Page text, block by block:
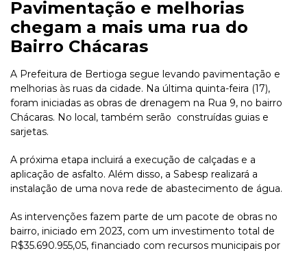
Pavimentação e melhorias
chegam a mais uma rua do
Bairro Chácaras
A Prefeitura de Bertioga segue levando pavimentação e
melhorias às ruas da cidade. Na última quinta-feira (17),
foram iniciadas as obras de drenagem na Rua 9, no bairro
Chácaras. No local, também serão construídas guias e
sarjetas.
A próxima etapa incluirá a execução de calçadas e a
aplicação de asfalto. Além disso, a Sabesp realizará a
instalação de uma nova rede de abastecimento de água.
As intervenções fazem parte de um pacote de obras no
bairro, iniciado em 2023, com um investimento total de
R$35.690.955,05, financiado com recursos municipais por